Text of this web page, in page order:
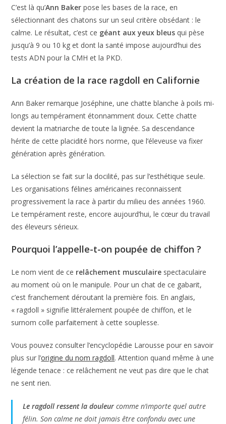
C’est là qu’Ann Baker pose les bases de la race, en
sélectionnant des chatons sur un seul critère obsédant : le
calme. Le résultat, c’est ce géant aux yeux bleus qui pèse
jusqu’à 9 ou 10 kg et dont la santé impose aujourd’hui des
tests ADN pour la CMH et la PKD.
La création de la race ragdoll en Californie
Ann Baker remarque Joséphine, une chatte blanche à poils mi-
longs au tempérament étonnamment doux. Cette chatte
devient la matriarche de toute la lignée. Sa descendance
hérite de cette placidité hors norme, que l’éleveuse va fixer
génération après génération.
La sélection se fait sur la docilité, pas sur l’esthétique seule.
Les organisations félines américaines reconnaissent
progressivement la race à partir du milieu des années 1960.
Le tempérament reste, encore aujourd’hui, le cœur du travail
des éleveurs sérieux.
Pourquoi l’appelle-t-on poupée de chiffon ?
Le nom vient de ce relâchement musculaire spectaculaire
au moment où on le manipule. Pour un chat de ce gabarit,
c’est franchement déroutant la première fois. En anglais,
« ragdoll » signifie littéralement poupée de chiffon, et le
surnom colle parfaitement à cette souplesse.
Vous pouvez consulter l’encyclopédie Larousse pour en savoir
plus sur l’origine du nom ragdoll. Attention quand même à une
légende tenace : ce relâchement ne veut pas dire que le chat
ne sent rien.
Le ragdoll ressent la douleur comme n’importe quel autre
félin. Son calme ne doit jamais être confondu avec une